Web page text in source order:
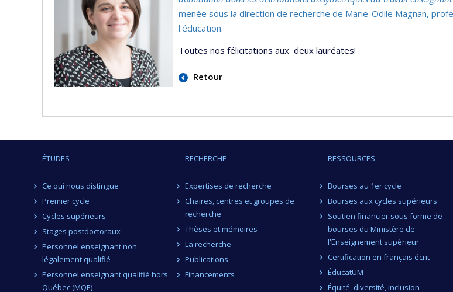
menée sous la direction de recherche de Marie-Odile Magnan,
l'éducation.
Toutes nos félicitations aux deux lauréates!
Retour
ÉTUDES
Ce qui nous distingue
Premier cycle
Cycles supérieurs
Stages postdoctoraux
Personnel enseignant non
légalement qualifié
Personnel enseignant qualifié hors
Québec (MQE)
RECHERCHE
Expertises de recherche
Chaires, centres et groupes de
recherche
Thèses et mémoires
La recherche
Publications
Financements
RESSOURCES
Bourses au 1er cycle
Bourses aux cycles supérieurs
Soutien financier sous forme de
bourses du Ministère de
l'Enseignement supérieur
Certification en français écrit
ÉducatUM
Équité, diversité, inclusion